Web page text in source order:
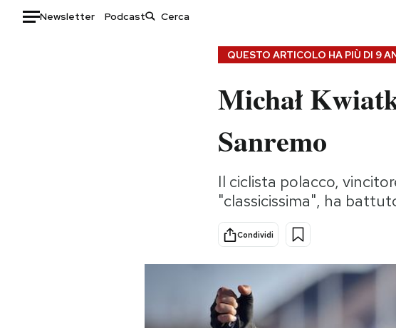
Newsletter Podcast
Ok Boomer!
Altrecose
Mondiali calcio 2026
QUESTO ARTICOLO HA PIÙ DI 9
Michał
Sanremo
Il ciclista polacco,
"classicissima", ha
Condividi